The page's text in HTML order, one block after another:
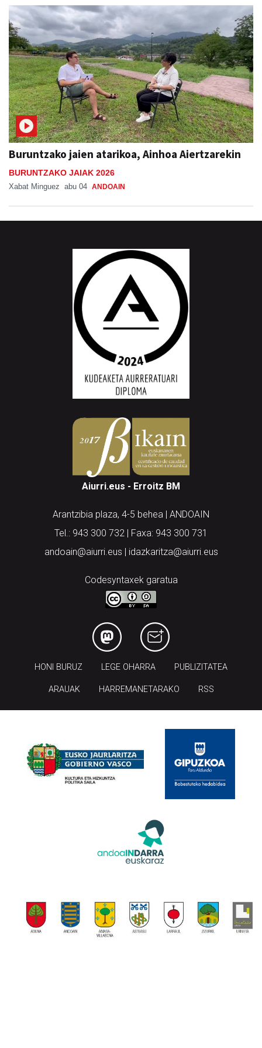
Buruntzako jaien atarikoa, Ainhoa Aiertzarekin
BURUNTZAKO JAIAK 2026
Xabat Minguez abu 04 ANDOAIN
Aiurri.eus - Erroitz BM
Arantzibia plaza, 4-5 behea | ANDOAIN
Tel.: 943 300 732 | Faxa: 943 300 731
andoain@aiurri.eus | idazkaritza@aiurri.eus
Codesyntaxek garatua
HONI BURUZ LEGE OHARRA PUBLIZITATEA
ARAUAK HARREMANETARAKO RSS